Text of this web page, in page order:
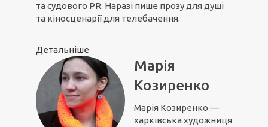
та судового PR. Наразі пише прозу для душі
та кіносценарії для телебачення.
Детальніше
Марія
Козиренко
Марія Козиренко —
харківська художниця